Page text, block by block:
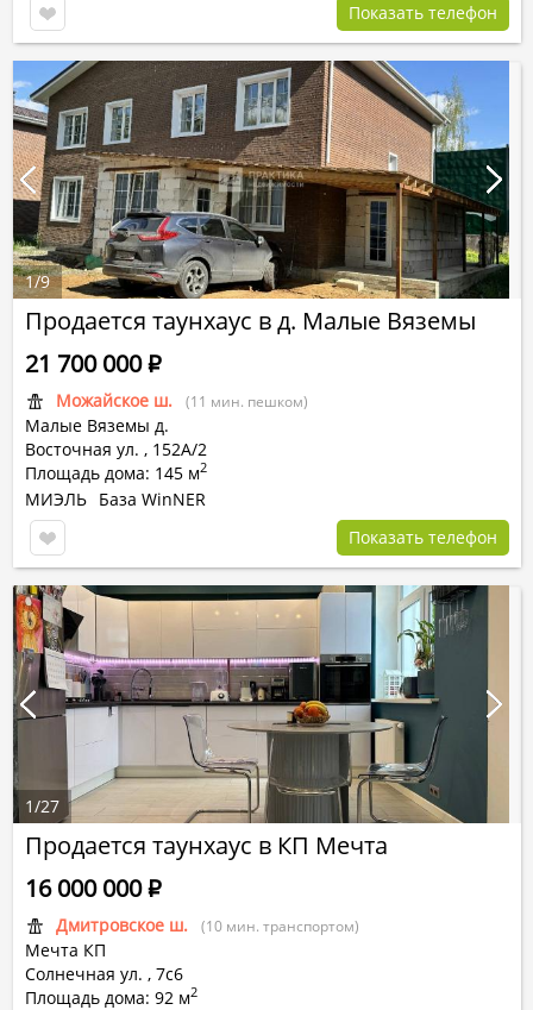
Показать телефон
Продается таунхаус в д. Малые Вяземы
Можайское ш. (11 мин. пешком)
Малые Вяземы д.
Восточная ул. , 152А/2
Площадь дома: 145 м2
21 700 000Р
МИЭЛЬ База WinNER
Показать телефон
1/9
Продается таунхаус в КП Мечта
Дмитровское ш. (10 мин. транспортом)
Мечта КП
Солнечная ул. , 7с6
Площадь дома: 92 м2
16 000 000Р
1/27